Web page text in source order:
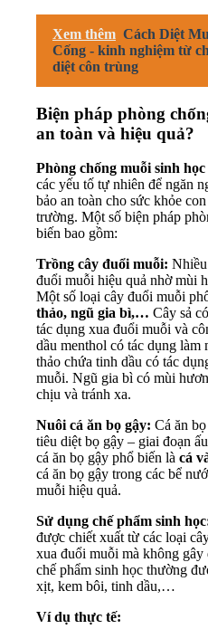
Xem thêm Cách Diệt
Cống - kinh nghiệm từ
diệt côn trùng
Biện pháp phòng
an toàn và hiệu quả?
Phòng chống muỗi sinh học
các yếu tố tự nhiên để ngăn
bảo an toàn cho sức khỏe
trường. Một số biện pháp
biến bao gồm:
Trồng cây đuổi muỗi:
đuổi muỗi hiệu quả nhờ mùi
Một số loại cây đuổi muỗi
thảo, ngũ gia bì,… Cây sả
tác dụng xua đuổi muỗi và
dầu menthol có tác dụng
thảo chứa tinh dầu có tác
muỗi. Ngũ gia bì có mùi
chịu và tránh xa.
Nuôi cá ăn bọ gậy: Cá ăn
tiêu diệt bọ gậy – giai đoạn
cá ăn bọ gậy phổ biến là cá
cá ăn bọ gậy trong các bể
muỗi hiệu quả.
Sử dụng chế phẩm sinh
được chiết xuất từ các loại
xua đuổi muỗi mà không
chế phẩm sinh học thường
xịt, kem bôi, tinh dầu,…
Ví dụ thực tế: